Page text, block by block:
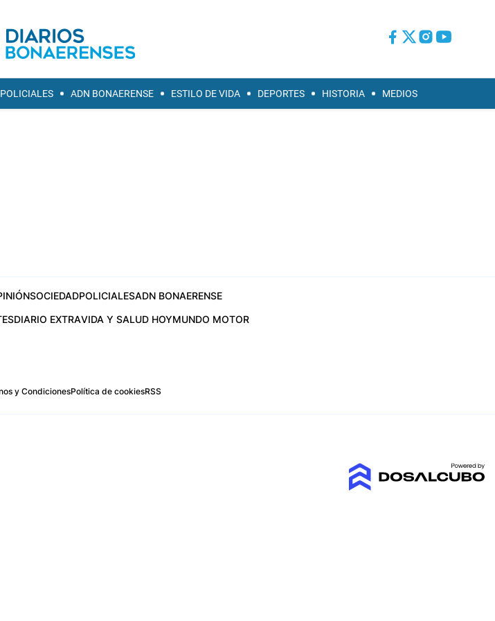
POLICIALES ADN BONAERENSE ESTILO DE VIDA DEPORTES HISTORIA MEDIOS
SOCIEDADPOLICIALESADN BONAERENSE
DIARIO EXTRAVIDA Y SALUD HOYMUNDO MOTOR
y CondicionesPolítica de cookiesRSS